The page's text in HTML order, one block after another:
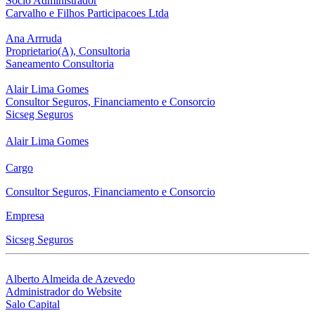
Carvalho e Filhos Participacoes Ltda
Ana Arrruda
Proprietario(A), Consultoria
Saneamento Consultoria
Alair Lima Gomes
Consultor Seguros, Financiamento e Consorcio
Sicseg Seguros
Alair Lima Gomes
Cargo
Consultor Seguros, Financiamento e Consorcio
Empresa
Sicseg Seguros
Alberto Almeida de Azevedo
Administrador do Website
Salo Capital